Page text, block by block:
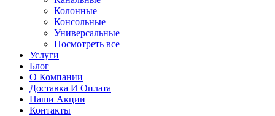
Колонные
Консольные
Универсальные
Посмотреть все
Услуги
Блог
О Компании
Доставка И Оплата
Наши Акции
Контакты